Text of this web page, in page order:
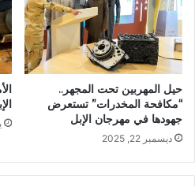
حيل المهربين تحت المجهر..
“مكافحة المخدرات” تستعرض
جهودها في مهرجان الإبل
ديسمبر 22, 2025